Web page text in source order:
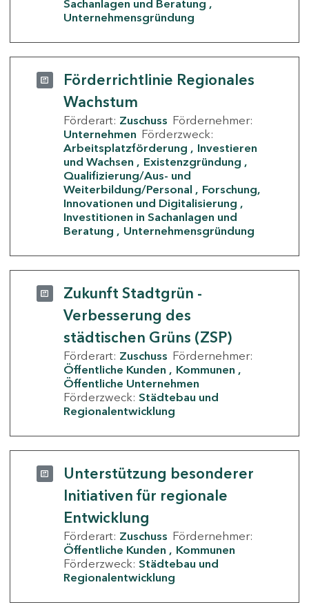
Sachanlagen und Beratung
Unternehmensgründung
Förderrichtlinie Regionales
Wachstum
Förderart: Zuschuss Fördernehmer:
Unternehmen Förderzweck:
Arbeitsplatzförderung
Investieren
und Wachsen
Existenzgründung
Qualifizierung/Aus- und
Weiterbildung/Personal
Forschung,
Innovationen und Digitalisierung
Investitionen in Sachanlagen und
Beratung
Unternehmensgründung
Zukunft Stadtgrün -
Verbesserung des
städtischen Grüns (ZSP)
Förderart: Zuschuss Fördernehmer:
Öffentliche Kunden
Kommunen
Öffentliche Unternehmen
Förderzweck: Städtebau und
Regionalentwicklung
Unterstützung besonderer
Initiativen für regionale
Entwicklung
Förderart: Zuschuss Fördernehmer:
Öffentliche Kunden
Kommunen
Förderzweck: Städtebau und
Regionalentwicklung